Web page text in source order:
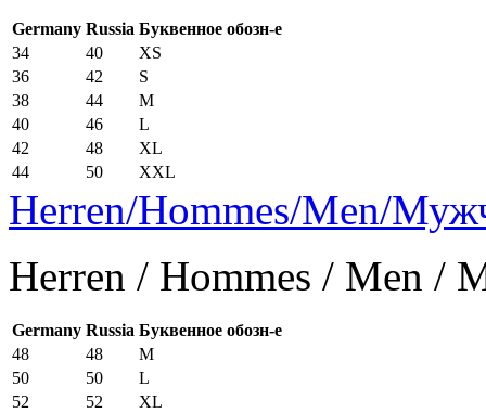
Germany Russia Буквенное обозн-е
34
40
XS
36
42
S
38
44
M
40
46
L
42
48
XL
44
50 XXL
Herren/Hommes/Men/
Herren / Hommes / Men /
Germany Russia Буквенное обозн-е
48
48
M
50
50
L
52
52
XL